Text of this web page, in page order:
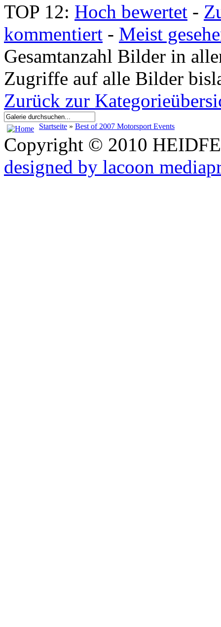
TOP 12: Hoch bewertet -
kommentiert - Meist
Gesamtanzahl Bilder in
Zugriffe auf alle Bilder
Zurück zur
Startseite » Best of 2007 Motorsport Events
Copyright © 2010
designed by lacoon